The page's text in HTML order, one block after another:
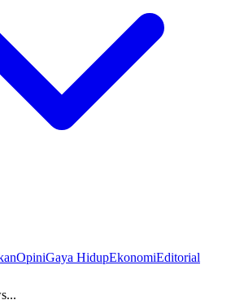
OpiniGaya HidupEkonomiEditorial